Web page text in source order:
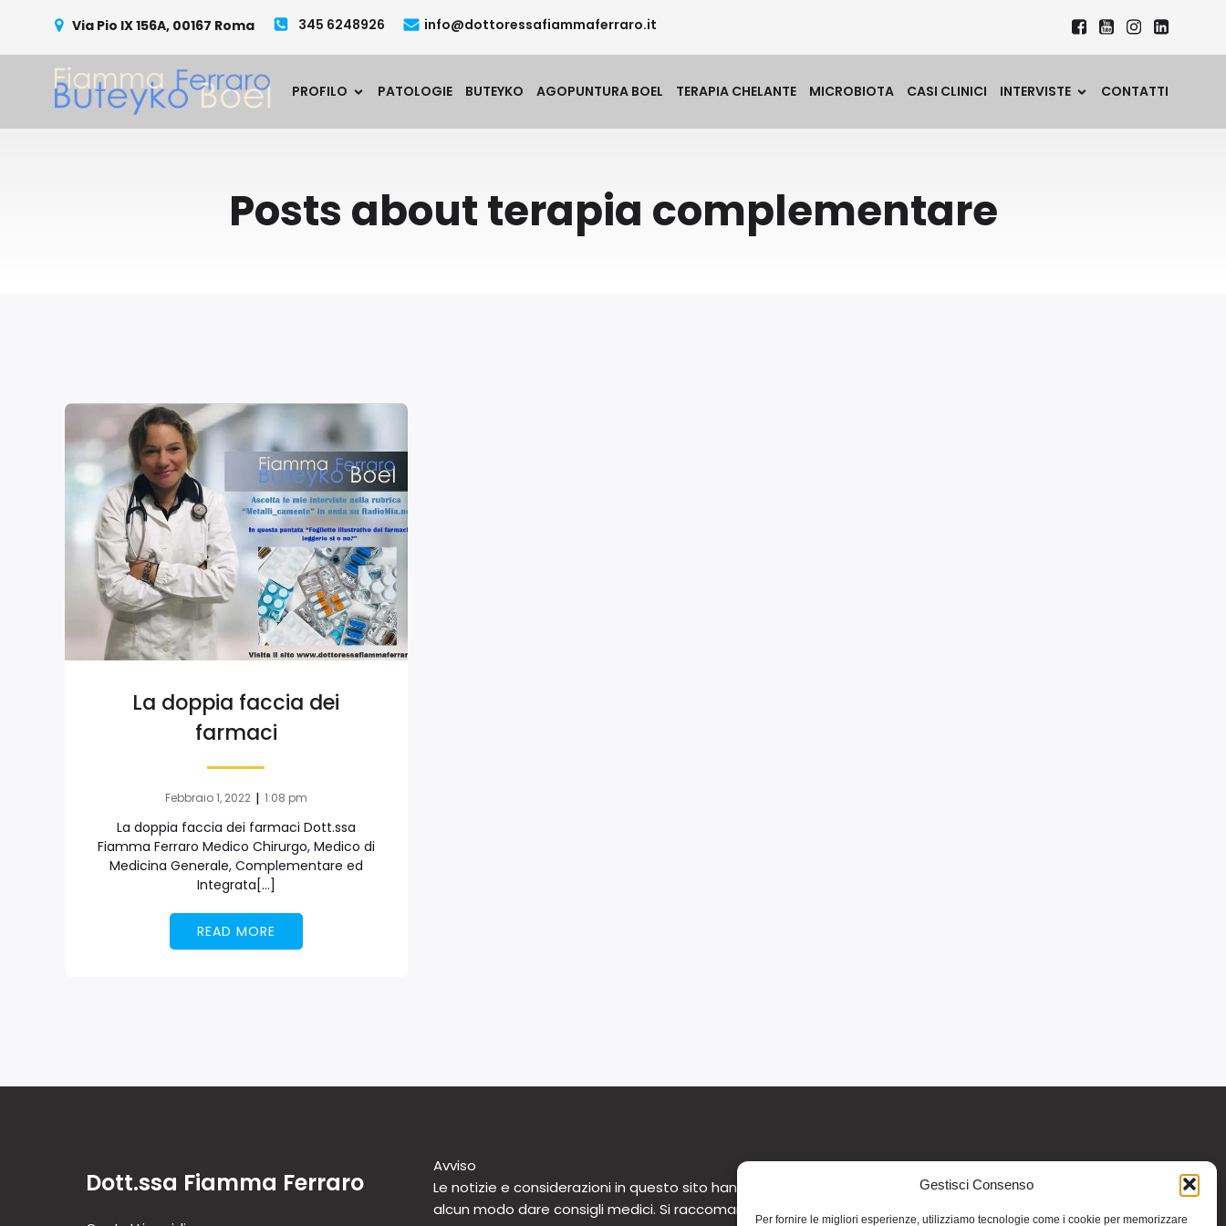
Gestisci Consenso
Per fornire le migliori esperienze, utilizziamo tecnologie come i cookie per memorizzare
Via Pio IX 156A, 00167 Roma 345 6248926 info@dottoressafiammaferraro.it
PROFILO PATOLOGIE BUTEYKO AGOPUNTURA BOEL TERAPIA CHELANTE MICROBIOTA CASI CLINICI INTERVISTE CONTATTI
Posts about terapia complementare
La doppia faccia dei
farmaci
Febbraio 1, 2022 | 1:08 pm
La doppia faccia dei farmaci Dott.ssa
Fiamma Ferraro Medico Chirurgo, Medico di
Medicina Generale, Complementare ed
Integrata[…]
READ MORE
Dott.ssa Fiamma Ferraro
Avviso
Le notizie e considerazioni in questo sito hanno carattere informativo generale e non intendono in
alcun modo dare consigli medici. Si raccomanda di non intraprendere o interrompere alcuna terapia o